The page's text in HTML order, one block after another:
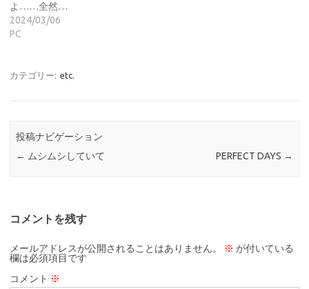
よ……全然…
2024/03/06
PC
カテゴリー: etc.
投稿ナビゲーション
← ムシムシしていて PERFECT DAYS →
コメントを残す
メールアドレスが公開されることはありません。 ※ が付いている
欄は必須項目です
コメント ※